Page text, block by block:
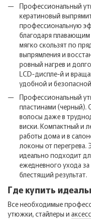
Профессиональный
кератиновый
профессиональную
благодаря
мягко скользят по
выпрямления и
ровный нагрев и
LCD-диспле-й и
удобной и
Профессиональный
пластинами (черный).
волосы даже в
виски. Компактный и
работы дома и в
локоны от перегрева.
идеально подходит
ежедневного ухода
блестящий результат.
Где купить
Все необходимые
утюжки, стайлеры и